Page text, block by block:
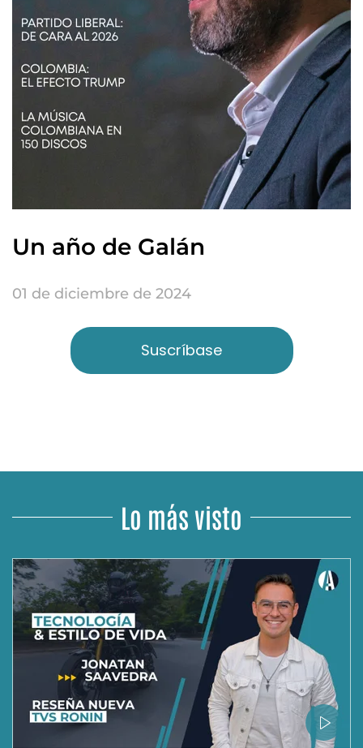
Un año de Galán
01 de diciembre de 2024
Suscríbase
Lo más visto